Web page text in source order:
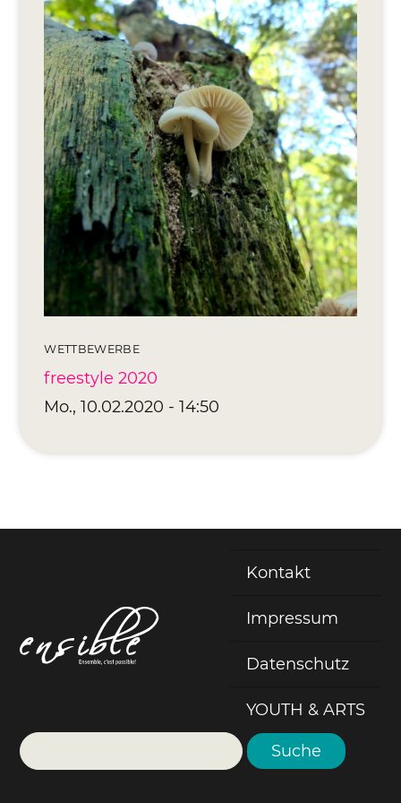
Editionen 2017–2021
FreeStyle 2021
FreeStyle 2020
FreeStyle 2019
FreeStyle 2018
FreeStyle 2017
Ateliers
WETTBEWERBE
freestyle 2020
Mo., 10.02.2020 - 14:50
Fußzeile
Kontakt
Impressum
Datenschutz
YOUTH & ARTS
Suche